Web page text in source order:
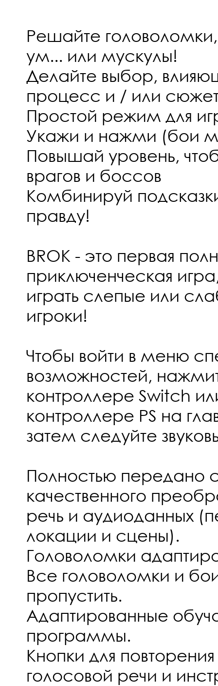
Решайте
ум... или мускулы!
Делайте выбор,
процесс и / или
Простой режим для
Укажи и нажми (бои
Повышай уровень,
врагов и боссов
Комбинируй
правду!
BROK - это первая
приключенческая
играть слепые или
игроки!
Чтобы войти в меню
возможностей,
контроллере Switch
контроллере PS на
затем следуйте
Полностью
качественного
речь и аудиоданных
локации и сцены).
Головоломки
Все головоломки и
пропустить.
Адаптированные
программы.
Кнопки для
голосовой речи и